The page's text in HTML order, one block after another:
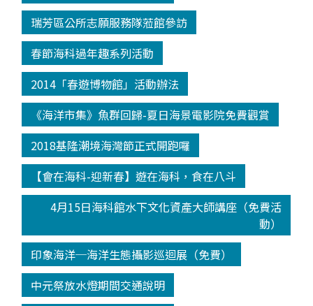
瑞芳區公所志願服務隊蒞館參訪
春節海科過年趣系列活動
2014「春遊博物館」活動辦法
《海洋市集》魚群回歸-夏日海景電影院免費觀賞
2018基隆潮境海灣節正式開跑囉
【會在海科-迎新春】遊在海科，食在八斗
4月15日海科館水下文化資產大師講座（免費活
動）
印象海洋─海洋生態攝影巡迴展（免費）
中元祭放水燈期間交通說明